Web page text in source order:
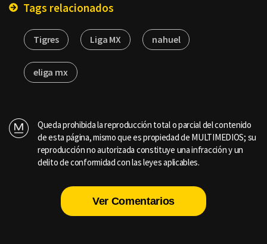
Tags relacionados
Tigres Liga MX nahuel
eliga mx
Queda prohibida la reproducción total o parcial del contenido
de esta página, mismo que es propiedad de MULTIMEDIOS; su
reproducción no autorizada constituye una infracción y un
delito de conformidad con las leyes aplicables.
Ver Comentarios